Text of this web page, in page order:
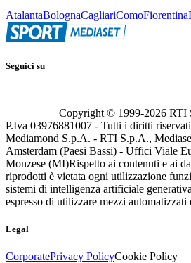
AtalantaBolognaCagliariComoFiorentina
Seguici su
Copyright © 1999-2026 RTI
P.Iva 03976881007 - Tutti i diritti
Mediamond S.p.A. - RTI S.p.A.,
Amsterdam (Paesi Bassi) - Uffici Viale
Monzese (MI)Rispetto ai contenuti e ai
riprodotti è vietata ogni utilizzazione
sistemi di intelligenza artificiale
espresso di utilizzare mezzi automatizzati
Legal
CorporatePrivacy PolicyCookie Policy